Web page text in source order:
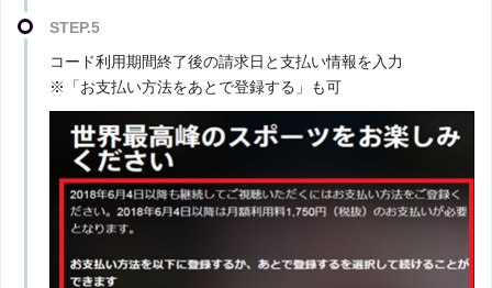
STEP.5
コード利用期間終了後の請求日と支払い情報を入力
※「お支払い方法をあとで登録する」も可